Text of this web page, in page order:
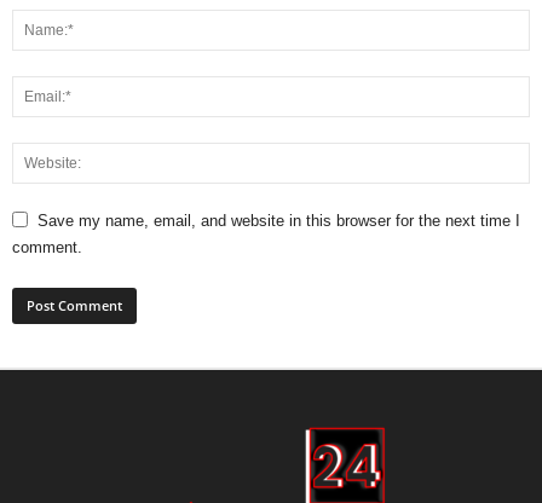
Save my name, email, and website in this browser for the next time I
comment.